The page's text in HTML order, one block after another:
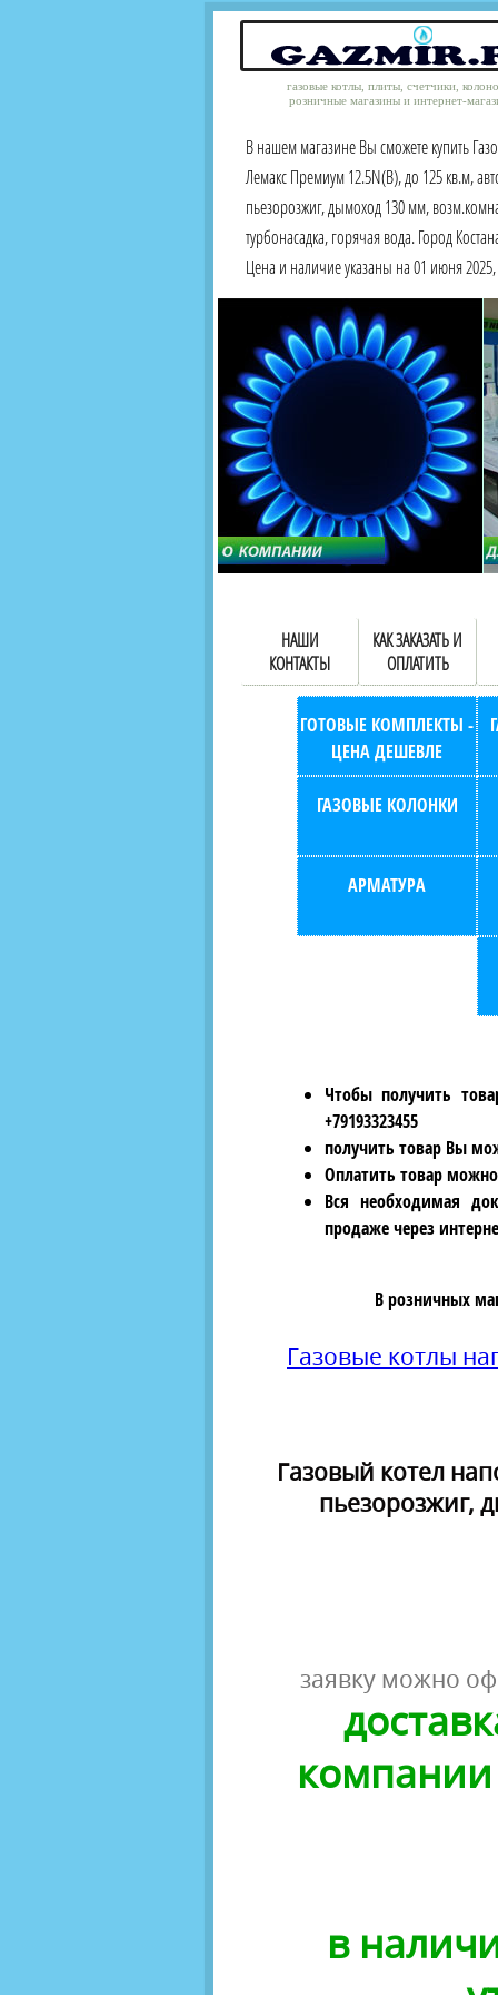
газовые котлы, плиты, счетчики,
розничные магазины и интернет-
В нашем магазине Вы сможете купить
Лемакс Премиум 12.5N(B), до 125 кв.м,
пьезорозжиг, дымоход 130 мм,
турбонасадка, горячая вода. Город
Цена и наличие указаны на 01 июня
НАШИ
КОНТАКТЫ
КАК ЗАКАЗАТЬ И
ОПЛАТИТЬ
ГОТОВЫЕ КОМПЛЕКТЫ -
ЦЕНА ДЕШЕВЛЕ
ГАЗОВЫЕ КОЛОНКИ
АРМАТУРА
Чтобы получить
+79193323455
получить товар Вы
Оплатить товар
Вся необходимая
продаже через
В розничных
Газовые котлы
Газовый котел
пьезорозжиг,
заявку можно
в